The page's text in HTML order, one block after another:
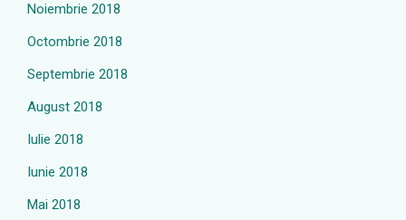
Noiembrie 2018
Octombrie 2018
Septembrie 2018
August 2018
Iulie 2018
Iunie 2018
Mai 2018